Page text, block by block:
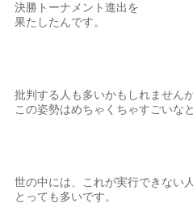
決勝トーナメント進出を
果たしたんです。
批判する人も多いかもしれません
この姿勢はめちゃくちゃすごいな
世の中には、これが実行できない
とっても多いです。